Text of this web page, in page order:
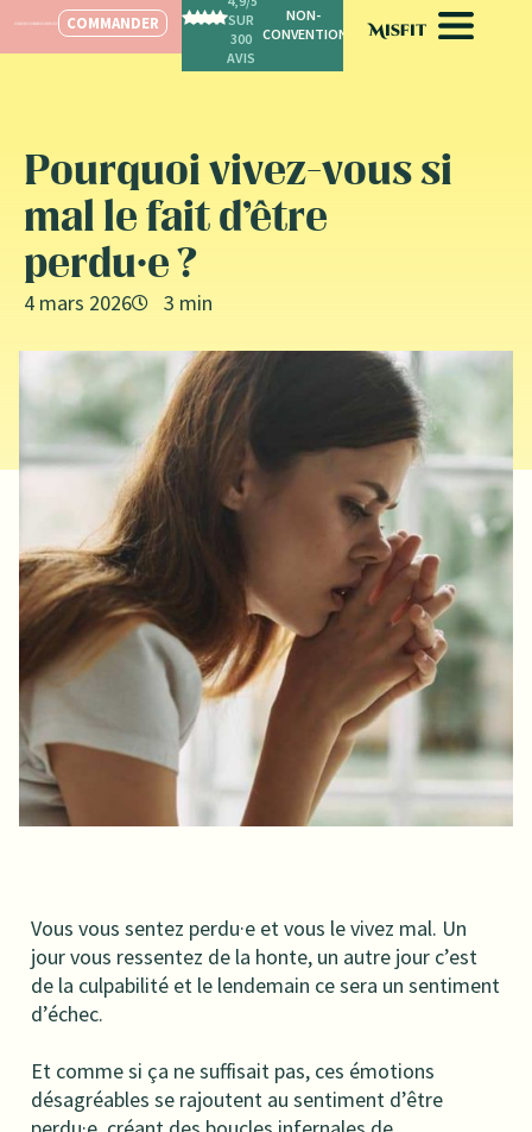
COMMANDER
SUR
300
AVIS
SPÉCIALISÉ POUR LES FEMMES
Pourquoi vivez-vous si
mal le fait d’être
perdu·e ?
4 mars 2026
Vous vous sentez perdu·e et vous le vivez mal. Un
jour vous ressentez de la honte, un autre jour c’est
de la culpabilité et le lendemain ce sera un sentiment
d’échec.
Et comme si ça ne suffisait pas, ces émotions
désagréables se rajoutent au sentiment d’être